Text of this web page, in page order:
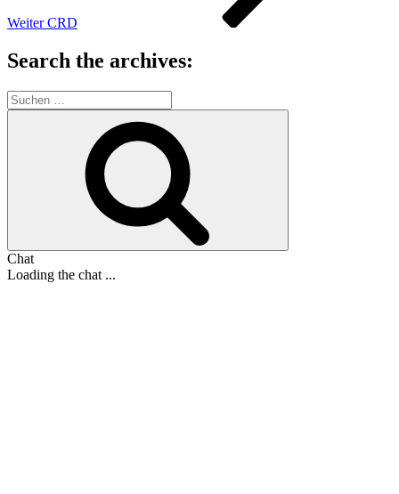
Weiter CRD
Search the archives:
Suche
nach:
Chat
Loading the chat ...